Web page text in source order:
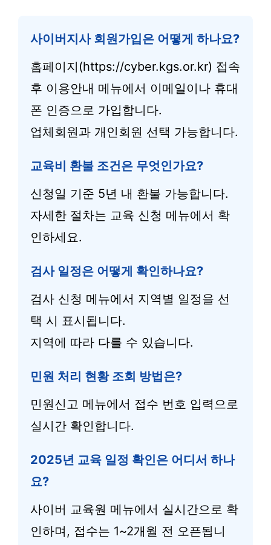
사이버지사 회원가입은 어떻게 하나요?
홈페이지(https://cyber.kgs.or.kr) 접속
후 이용안내 메뉴에서 이메일이나 휴대
폰 인증으로 가입합니다.
업체회원과 개인회원 선택 가능합니다.
교육비 환불 조건은 무엇인가요?
신청일 기준 5년 내 환불 가능합니다.
자세한 절차는 교육 신청 메뉴에서 확
인하세요.
검사 일정은 어떻게 확인하나요?
검사 신청 메뉴에서 지역별 일정을 선
택 시 표시됩니다.
지역에 따라 다를 수 있습니다.
민원 처리 현황 조회 방법은?
민원신고 메뉴에서 접수 번호 입력으로
실시간 확인합니다.
2025년 교육 일정 확인은 어디서 하나
요?
사이버 교육원 메뉴에서 실시간으로 확
인하며, 접수는 1~2개월 전 오픈됩니